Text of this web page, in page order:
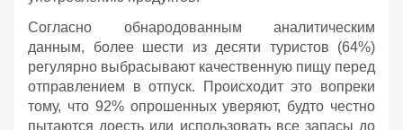
Согласно обнародованным аналитическим
данным, более шести из десяти туристов (64%)
регулярно выбрасывают качественную пищу перед
отправлением в отпуск. Происходит это вопреки
тому, что 92% опрошенных уверяют, будто честно
пытаются доесть или использовать все запасы до